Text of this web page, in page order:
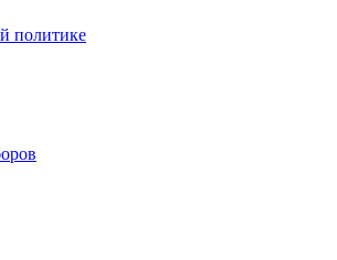
политике